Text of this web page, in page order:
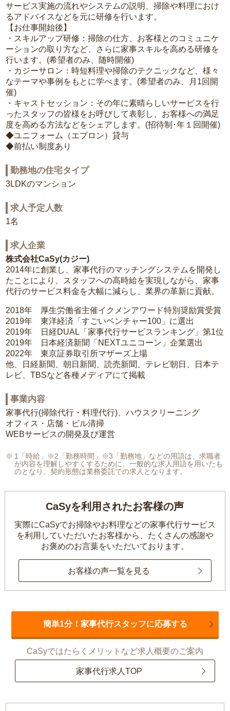
サービス実施の流れやシステムの説明、掃除や料理におけ
るアドバイスなどを元に研修を行います。
【お仕事開始後】
・スキルアップ研修：掃除の仕方、お客様とのコミュニケ
ーションの取り方など、さらに家事スキルを高める研修を
行います。(希望者のみ、随時開催)
・カジーサロン：時短料理や掃除のテクニックなど、様々
なテーマや事例をもとに学べます。(希望者のみ、月1回開
催)
・キャストセッション：その年に素晴らしいサービスを行
ったスタッフの皆様をお呼びして表彰し、お客様への満足
度を高める方法などをシェアします。(招待制･年１回開催)
◆ユニフォーム（エプロン）貸与
◆前払い制度あり
勤務地の住宅タイプ
3LDKのマンション
求人予定人数
1名
求人企業
株式会社CaSy(カジー)
2014年に創業し、家事代行のマッチングシステムを開発し
たことにより、スタッフへの高時給を実現しながら、家事
代行のサービス料金を大幅に減らし、業界の革新に貢献。
2018年 厚生労働省主催イクメンアワード特別奨励賞受賞
2019年 東洋経済「すごいベンチャー100」に選出
2019年 日経DUAL「家事代行サービスランキング」第1位
2019年 日本経済新聞「NEXTユニコーン」企業選出
2022年 東京証券取引所マザーズ上場
他、日経新聞、朝日新聞、読売新聞、テレビ朝日、日本テ
レビ、TBSなど各種メディアにて掲載
事業内容
家事代行(掃除代行・料理代行)、ハウスクリーニング
オフィス・店舗・ビル清掃
WEBサービスの開発及び運営
1「時給」※2「勤務時間」※3「勤務地」などの用語は、求職者
が内容を理解しやすくするために、一般的な求人用語を用いたも
のとなり、契約形態は業務委託での求人となります。
CaSyを利用されたお客様の声
実際にCaSyでお掃除やお料理などの家事代行サービス
を利用していただいたお客様から、 たくさんの感謝や
お褒めのお言葉をいただいております。
お客様の声一覧を見る
簡単1分！家事代行スタッフに応募する
CaSyではたらくメリットなど求人概要のご案内
家事代行求人TOP